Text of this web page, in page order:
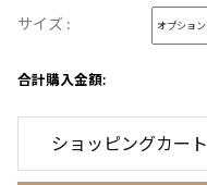
サイズ :
合計購入金額:
ショッピングカート